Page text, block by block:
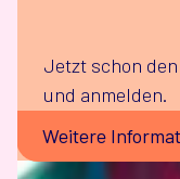
Jetzt schon
und anmelden.
Weitere